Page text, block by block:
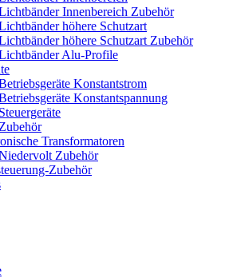
Innenbereich Zubehör
höhere Schutzart
höhere Schutzart Zubehör
Alu-Profile
Konstantstrom
Konstantspannung
Transformatoren
Zubehör
Zubehör